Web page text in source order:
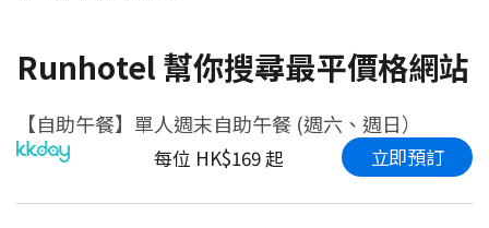
Runhotel 幫你搜尋最平價格網站
【自助午餐】單人週末自助午餐 (週六、週日）
每位 HK$169 起 立即預訂